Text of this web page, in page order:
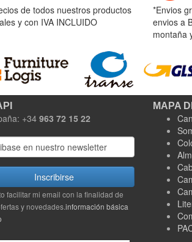
de todos nuestros productos
y con IVA INCLUIDO
*Envios
envios a
montaña
+34 963 72 15 22
Inscribirse
facilitar mi email con la finalidad de
y novedades.información básica
MAPA